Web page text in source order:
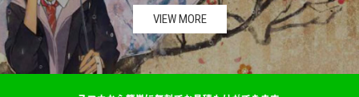
VIEW MORE